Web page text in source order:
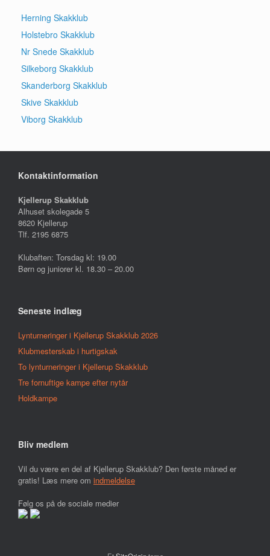
Herning Skakklub
Holstebro Skakklub
Nr Snede Skakklub
Silkeborg Skakklub
Skanderborg Skakklub
Skive Skakklub
Viborg Skakklub
Kontaktinformation
Kjellerup Skakklub
Alhuset skolegade 5
8620 Kjellerup
Tlf. 2195 6875
Klubaften: Torsdag kl: 19.00
Børn og juniorer kl. 18.30 – 20.00
Seneste indlæg
Lynturneringer i Kjellerup Skakklub 2026
Klubmesterskab i hurtigskak
To lynturneringer i Kjellerup Skakklub
Tre fornuftige kampe efter nytår
Holdkampe
Bliv medlem
Vil du være en del af Kjellerup Skakklub? Den første måned er
gratis! Læs mere om indmeldelse
Følg os på de sociale medier